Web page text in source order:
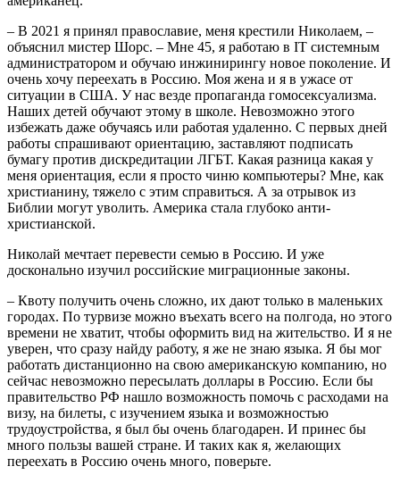
– В 2021 я принял православие, меня крестили Николаем, –
объяснил мистер Шорс. – Мне 45, я работаю в IT системным
администратором и обучаю инжинирингу новое поколение. И
очень хочу переехать в Россию. Моя жена и я в ужасе от
ситуации в США. У нас везде пропаганда гомосексуализма.
Наших детей обучают этому в школе. Невозможно этого
избежать даже обучаясь или работая удаленно. С первых дней
работы спрашивают ориентацию, заставляют подписать
бумагу против дискредитации ЛГБТ. Какая разница какая у
меня ориентация, если я просто чиню компьютеры? Мне, как
христианину, тяжело с этим справиться. А за отрывок из
Библии могут уволить. Америка стала глубоко анти-
христианской.
Николай мечтает перевести семью в Россию. И уже
досконально изучил российские миграционные законы.
– Квоту получить очень сложно, их дают только в маленьких
городах. По турвизе можно въехать всего на полгода, но этого
времени не хватит, чтобы оформить вид на жительство. И я не
уверен, что сразу найду работу, я же не знаю языка. Я бы мог
работать дистанционно на свою американскую компанию, но
сейчас невозможно пересылать доллары в Россию. Если бы
правительство РФ нашло возможность помочь с расходами на
визу, на билеты, с изучением языка и возможностью
трудоустройства, я был бы очень благодарен. И принес бы
много пользы вашей стране. И таких как я, желающих
переехать в Россию очень много, поверьте.